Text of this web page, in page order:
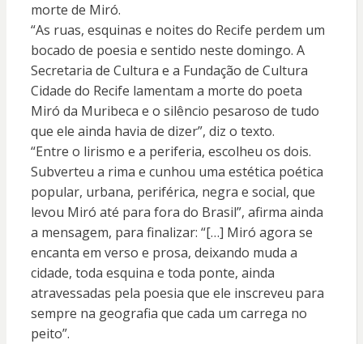
morte de Miró.
“As ruas, esquinas e noites do Recife perdem um
bocado de poesia e sentido neste domingo. A
Secretaria de Cultura e a Fundação de Cultura
Cidade do Recife lamentam a morte do poeta
Miró da Muribeca e o silêncio pesaroso de tudo
que ele ainda havia de dizer”, diz o texto.
“Entre o lirismo e a periferia, escolheu os dois.
Subverteu a rima e cunhou uma estética poética
popular, urbana, periférica, negra e social, que
levou Miró até para fora do Brasil”, afirma ainda
a mensagem, para finalizar: “[…] Miró agora se
encanta em verso e prosa, deixando muda a
cidade, toda esquina e toda ponte, ainda
atravessadas pela poesia que ele inscreveu para
sempre na geografia que cada um carrega no
peito”.